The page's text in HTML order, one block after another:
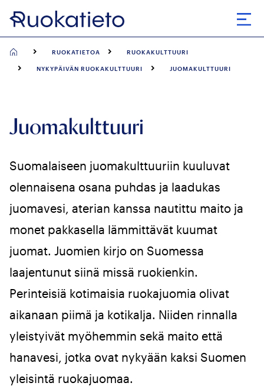
Siirry
suoraan
RUOKATIETOA RUOKAKULTTUURI
NYKYPÄIVÄN RUOKAKULTTUURI JUOMAKULTTUURI
Juomakulttuuri
Suomalaiseen juomakulttuuriin kuuluvat
olennaisena osana puhdas ja laadukas
juomavesi, aterian kanssa nautittu maito ja
monet pakkasella lämmittävät kuumat
juomat. Juomien kirjo on Suomessa
laajentunut siinä missä ruokienkin.
Perinteisiä kotimaisia ruokajuomia olivat
aikanaan piimä ja kotikalja. Niiden rinnalla
yleistyivät myöhemmin sekä maito että
hanavesi, jotka ovat nykyään kaksi Suomen
yleisintä ruokajuomaa.